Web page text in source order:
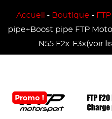
Accueil - Boutique -
pipe+Boost pipe FTP
N55 F2x-F3x(voir
Promo !